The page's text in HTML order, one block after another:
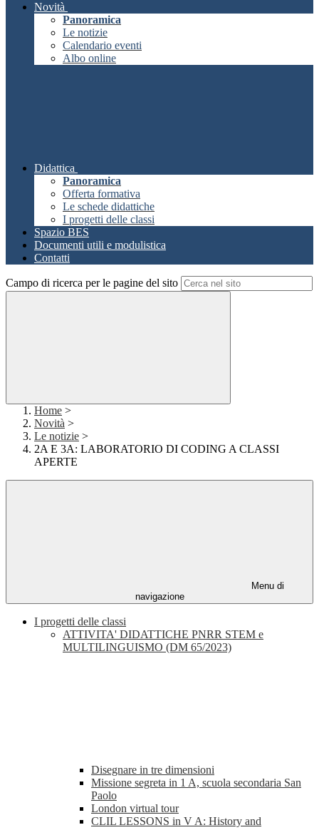
Novità
Panoramica
Le notizie
Calendario eventi
Albo online
Didattica
Panoramica
Offerta formativa
Le schede didattiche
I progetti delle classi
Spazio BES
Documenti utili e modulistica
Contatti
Campo di ricerca per le pagine del sito
Home >
Novità >
Le notizie >
2A E 3A: LABORATORIO DI CODING A CLASSI
APERTE
Menu di
navigazione
I progetti delle classi
ATTIVITA' DIDATTICHE PNRR STEM e
MULTILINGUISMO (DM 65/2023)
Disegnare in tre dimensioni
Missione segreta in 1 A, scuola secondaria San
Paolo
London virtual tour
CLIL LESSONS in V A: History and